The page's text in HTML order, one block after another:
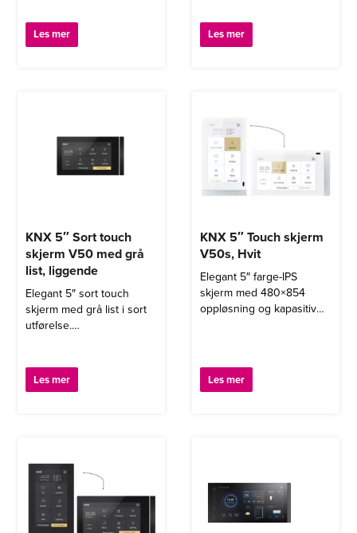
fordelt på 9 hovedsider.
Les mer
fordelt på 9 hovedsider.
Les mer
KNX 5″ Sort touch
skjerm V50 med grå
list, liggende
Elegant 5″ sort touch
skjerm med grå list i sort
utførelse.
veggboks.
Les mer
KNX 5″ Touch skjerm
V50s, Hvit
Elegant 5″ farge-IPS
skjerm med 480×854
oppløsning og kapasitiv
kan brukes stående eller
liggende og passer inn i
Les mer